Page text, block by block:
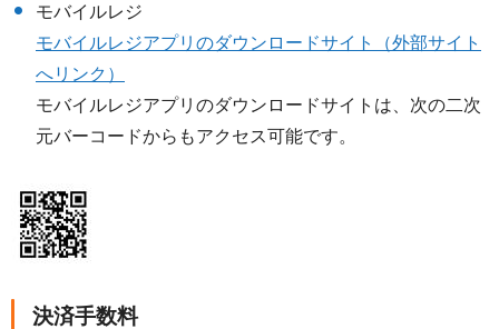
モバイルレジ
モバイルレジアプリのダウンロードサイト（外部サイト
へリンク）
モバイルレジアプリのダウンロードサイトは、次の二次
元バーコードからもアクセス可能です。
決済手数料